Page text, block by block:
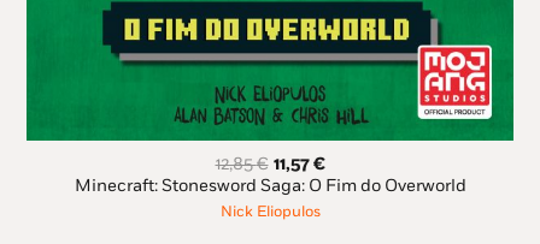
12,85€ O
preço
original
era:
11,57€O
preço
Minecraft: Stonesword Saga: O Fim do Overworld
Nick Eliopulos